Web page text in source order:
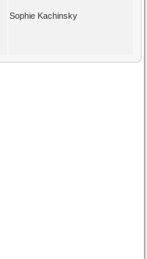
Sophie Kachinsky